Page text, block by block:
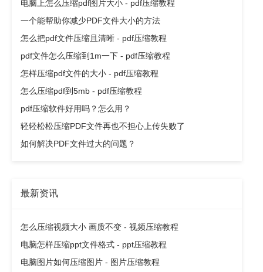
电脑上怎么压缩pdf图片大小 - pdf压缩教程
一个能帮助你减少PDF文件大小的方法
怎么把pdf文件压缩且清晰 - pdf压缩教程
pdf文件怎么压缩到1m一下 - pdf压缩教程
怎样压缩pdf文件的大小 - pdf压缩教程
怎么压缩pdf到5mb - pdf压缩教程
pdf压缩软件好用吗？怎么用？
轻轻松松压缩PDF文件再也不担心上传失败了
如何解决PDF文件过大的问题？
最新资讯
怎么压缩视频大小 画质不变 - 视频压缩教程
电脑怎样压缩ppt文件格式 - ppt压缩教程
电脑图片如何压缩图片 - 图片压缩教程